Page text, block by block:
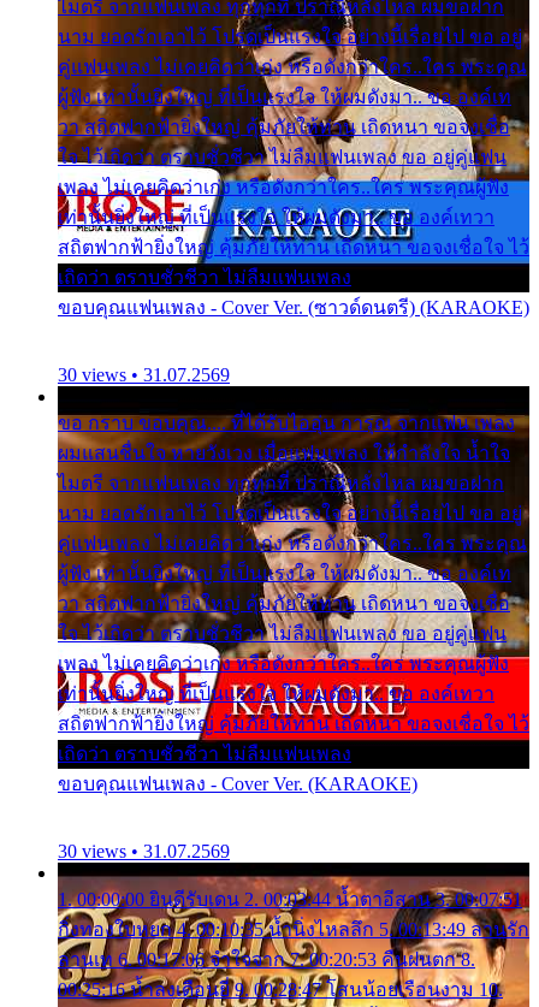
ไมตรี จากแฟนเพลง ทุกทุกที่ ปราณีหลั่งไหล ผมขอฝาก
นาม ยอดรักเอาไว้ โปรดเป็นแรงใจ อย่างนี้เรื่อยไป ขอ อยู่
คู่แฟนเพลง ไม่เคยคิดว่าเก่ง หรือดังกว่าใคร..ใคร พระคุณ
ผู้ฟัง เท่านั้นยิ่งใหญ่ ที่เป็นแรงใจ ให้ผมดังมา.. ขอ องค์เท
วา สถิตฟากฟ้ายิ่งใหญ่ คุ้มภัยให้ท่าน เถิดหนา ขอจงเชื่อ
ใจ ไว้เถิดว่า ตราบชั่วชีวา ไม่ลืมแฟนเพลง ขอ อยู่คู่แฟน
เพลง ไม่เคยคิดว่าเก่ง หรือดังกว่าใคร..ใคร พระคุณผู้ฟัง
เท่านั้นยิ่งใหญ่ ที่เป็นแรงใจ ให้ผมดังมา.. ขอ องค์เทวา
สถิตฟากฟ้ายิ่งใหญ่ คุ้มภัยให้ท่าน เถิดหนา ขอจงเชื่อใจ ไว้
เถิดว่า ตราบชั่วชีวา ไม่ลืมแฟนเพลง
ขอบคุณแฟนเพลง - Cover Ver. (ซาวด์ดนตรี) (KARAOKE)
30 views • 31.07.2569
ขอ กราบ ขอบคุณ.... ที่ได้รับไออุ่น การุณ จากแฟน เพลง
ผมแสนชื่นใจ หายวังเวง เมื่อแฟนเพลง ให้กำลังใจ น้ำใจ
ไมตรี จากแฟนเพลง ทุกทุกที่ ปราณีหลั่งไหล ผมขอฝาก
นาม ยอดรักเอาไว้ โปรดเป็นแรงใจ อย่างนี้เรื่อยไป ขอ อยู่
คู่แฟนเพลง ไม่เคยคิดว่าเก่ง หรือดังกว่าใคร..ใคร พระคุณ
ผู้ฟัง เท่านั้นยิ่งใหญ่ ที่เป็นแรงใจ ให้ผมดังมา.. ขอ องค์เท
วา สถิตฟากฟ้ายิ่งใหญ่ คุ้มภัยให้ท่าน เถิดหนา ขอจงเชื่อ
ใจ ไว้เถิดว่า ตราบชั่วชีวา ไม่ลืมแฟนเพลง ขอ อยู่คู่แฟน
เพลง ไม่เคยคิดว่าเก่ง หรือดังกว่าใคร..ใคร พระคุณผู้ฟัง
เท่านั้นยิ่งใหญ่ ที่เป็นแรงใจ ให้ผมดังมา.. ขอ องค์เทวา
สถิตฟากฟ้ายิ่งใหญ่ คุ้มภัยให้ท่าน เถิดหนา ขอจงเชื่อใจ ไว้
เถิดว่า ตราบชั่วชีวา ไม่ลืมแฟนเพลง
ขอบคุณแฟนเพลง - Cover Ver. (KARAOKE)
30 views • 31.07.2569
1. 00:00:00 ยินดีรับเดน 2. 00:03:44 น้ำตาอีสาน 3. 00:07:51
กิ่งทองใบหยก 4. 00:10:35 น้ำนิ่งไหลลึก 5. 00:13:49 ลานรัก
ลานเท 6. 00:17:06 จำใจจาก 7. 00:20:53 คืนฝนตก 8.
00:25:16 น้ำลงเดือนยี่ 9. 00:28:47 โสนน้อยเรือนงาม 10.